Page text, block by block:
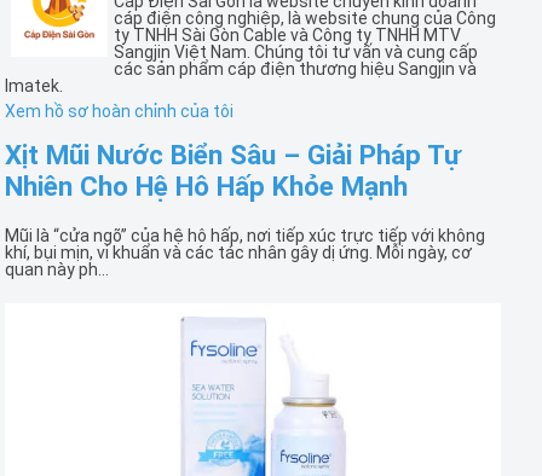
cáp điện công nghiệp, là website chung của Công
ty TNHH Sài Gòn Cable và Công ty TNHH MTV
Sangjin Việt Nam. Chúng tôi tư vấn và cung cấp
các sản phẩm cáp điện thương hiệu Sangjin và
Imatek.
Xem hồ sơ hoàn chỉnh của tôi
Xịt Mũi Nước Biển Sâu – Giải Pháp Tự
Nhiên Cho Hệ Hô Hấp Khỏe Mạnh
Mũi là “cửa ngõ” của hệ hô hấp, nơi tiếp xúc trực tiếp với không
khí, bụi mịn, vi khuẩn và các tác nhân gây dị ứng. Mỗi ngày, cơ
quan này ph...